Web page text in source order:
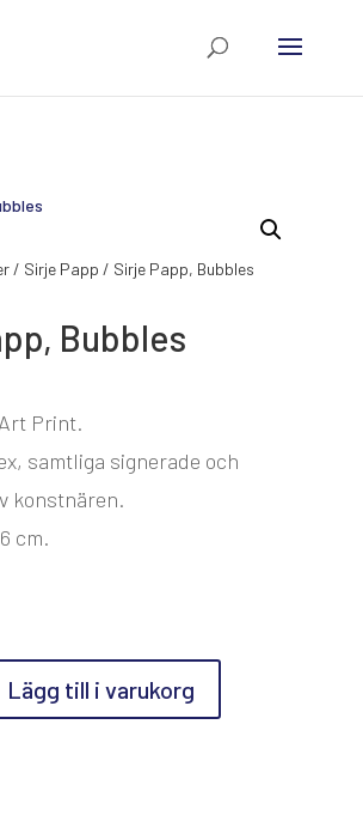
/ Sirje Papp / Sirje Papp, Bubbles
Bubbles
Print.
samtliga signerade och
konstnären.
cm.
Lägg till i varukorg